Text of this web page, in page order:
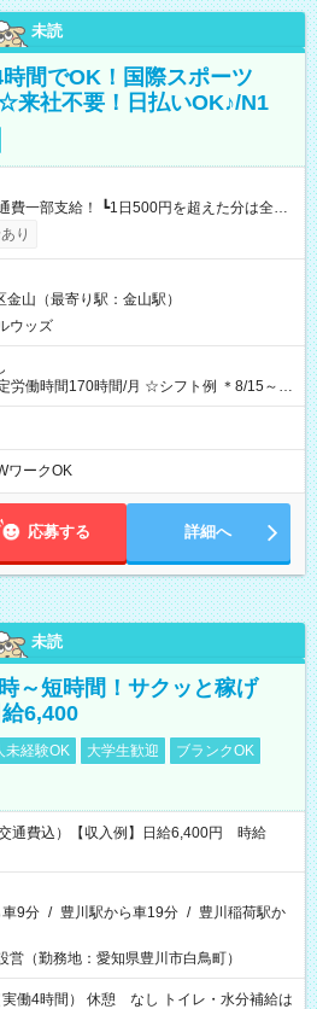
未読
間でOK！国際スポーツ
来社不要！日払いOK♪/N1
の方は自己負担となります ★日払い
┗働いたその日に現金GET♪ お仕事後はコン
り
山（最寄り駅：金山駅）
ウッズ
時間/月 ☆シフト例 ＊8/15～
00～12：00 17：00～21：00 ＊8/31
もあります！ 12：00～16：00 ＊9/6～
ワークOK
応募する 詳細へ
未読
～短時間！サクッと稼げ
6,400
未経験OK 大学生歓迎
ブランクOK
通費込）【収入例】日給6,400円 時給
車9分 / 豊川駅から車19分 / 豊川稲荷駅か
営（勤務地：愛知県豊川市白鳥町）
し トイレ・水分補給は